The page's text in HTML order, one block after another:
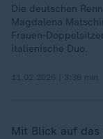
Die deutschen
Magdalena
Frauen-
italienische Duo.
Mit Blick auf das